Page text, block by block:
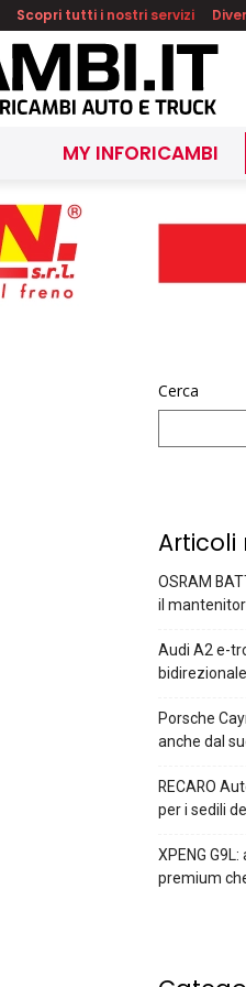
Scopri tutti i nostri servizi
MY INFORICAMBI
Cerca
Articoli
OSRAM
il
Audi A2 e-
bidirezionale
Porsche
anche dal
RECARO
per i sedili
XPENG
premium